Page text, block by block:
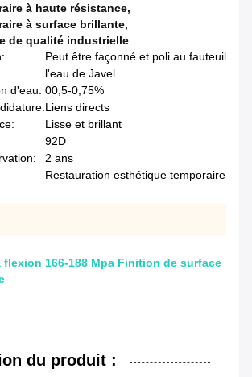
à haute résistance,
à surface brillante,
de qualité industrielle
Peut être façonné et poli au fauteuil
l'eau de Javel
d'eau: 00,5-0,75%
Liens directs
Lisse et brillant
92D
2 ans
Restauration esthétique temporaire
flexion 166-188 Mpa Finition de surface
du produit :